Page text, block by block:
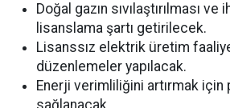
Doğal gazın sıvılaştırılması ve
lisanslama şartı getirilecek.
Lisanssız elektrik üretim
düzenlemeler yapılacak.
Enerji verimliliğini artırmak
sağlanacak.